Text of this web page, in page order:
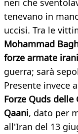
neri che
tenevano in
uccisi. Tra le
Mohammad
forze armate
guerra; sarà
Presente invece
Forze Quds delle
Qaani, dato per
all'Iran del 13